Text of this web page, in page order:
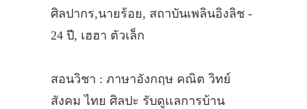
ศิลปากร,นายร้อย, สถาบันเพลินอิงลิช -
24 ปี, เฮฮา ตัวเล็ก
สอนวิชา : ภาษาอังกฤษ คณิต วิทย์
สังคม ไทย ศิลปะ รับดูเเลการบ้าน